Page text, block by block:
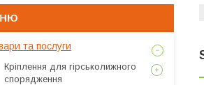
та послуги
Кріплення для гірськолижного
спорядження